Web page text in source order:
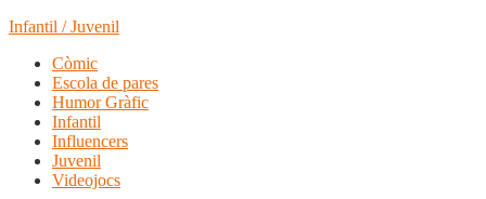
Infantil / Juvenil
Còmic
Escola de pares
Humor Gràfic
Infantil
Influencers
Juvenil
Videojocs